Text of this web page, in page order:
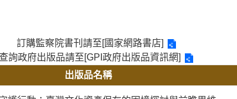
訂購監察院書刊請至[國家網路書店]
查詢政府出版品請至[GPI政府出版品資訊網]
出版品名稱